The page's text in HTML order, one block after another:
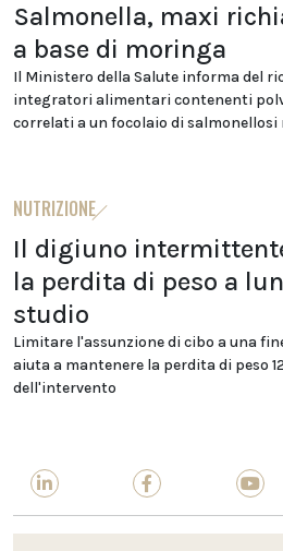
Salmonella, maxi
a base di moringa
Il Ministero della Salute informa del
integratori alimentari contenenti
correlati a un focolaio di
NUTRIZIONE
Il digiuno
la perdita di peso a
studio
Limitare l'assunzione di cibo a una
aiuta a mantenere la perdita di peso
dell'intervento